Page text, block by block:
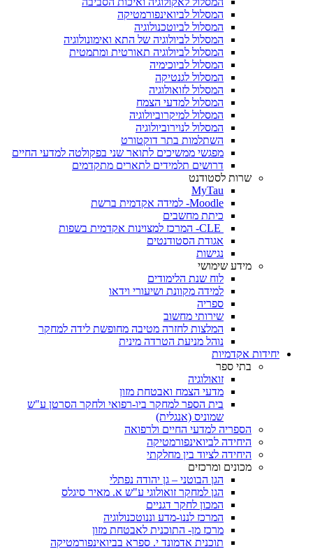
המסלול לביואינפורמטיקה
המסלול לביוטכנולוגיה
המסלול לביולוגיה של התא ואימונולוגיה
המסלול לביולוגיה תאורטית ומתמטית
המסלול לביוכימיה
המסלול לגנטיקה
המסלול לזואולוגיה
המסלול למדעי הצמח
המסלול למיקרוביולוגיה
המסלול לנוירוביולוגיה
השתלמות בתר דוקטורט
מפגשי ממשיכים לתואר שני בפקולטה למדעי החיים
דרושים תלמידים לתארים מתקדמים
שרות לסטודנט
MyTau
Moodle- למידה אקדמית ברשת
כיתת מחשבים
אגודת הסטודנטים
נגישות
מידע שימושי
לוח שנת הלימודים
למידה מקוונת ושיעורי וידאו
ספריה
שירותי מחשוב
המלצות לחזרה מטיבה מחופשת לידה למחקר
נוהל מניעת הטרדה מינית
יחידות אקדמיות
בתי ספר
זואולוגיה
מדעי הצמח ואבטחת מזון
בית הספר למחקר ביו-רפואי ולחקר הסרטן ע"ש
שמוניס (אנגלית)
הספריה למדעי החיים ולרפואה
היחידה לביואינפורמטיקה
היחידה לציוד בין מחלקתי
מכונים ומרכזים
הגן הבוטני – גן יהודה נפתלי
הגן למחקר זואולוגי ע"ש א. מאיר סיגלס
המכון לחקר דגניים
המרכז לננו-מדע וננוטכנולוגיה
מרכז מן- התוכנית לאבטחת מזון
תוכנית אדמונד י. ספרא בביואינפורמטיקה